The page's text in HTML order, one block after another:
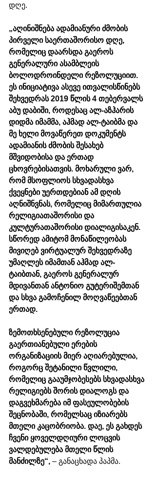
დღე.
„აღინიშნება ადამიანური ძმობის
პირველი საერთაშორისო დღე,
რომელიც დაარსდა გაეროს
გენერალური ასამბლეის
ბოლოდროინდელი რეზოლუციით.
ეს ინიციატივა ასევე ითვალისწინებს
შეხვედრას 2019 წლის 4 თებერვალს
აბუ დაბიში, როდესაც ალ-აზჰარის
დიდმა იმამმა, აჰმად ალ-ტაიბმა და
მე ხელი მოვაწერეთ დოკუმენტს
ადამიანის ძმობის შესახებ
მშვიდობისა და ერთად
ცხოვრებისათვის. მოხარული ვარ,
რომ მსოფლიოს სხვადასხვა
ქვეყნები უერთდებიან ამ დღის
აღნიშნვნას, რომელიც მიმართულია
რელიგიათაშორისი და
კულტურათაშორისი დიალიგისაკენ.
სწორედ ამიტომ მონაწილეობას
მივიღებ ვირტუალურ შეხვედრაზე
უმაღლეს იმამთან აჰმად ალ-
ტაიბთან, გაეროს გენერალურ
მდივანთან ანტონიო გუტერიშემთან
და სხვა გამოჩენილ მოღვაწეებთან
ერთად.
ზემოთხსენებული რეზოლუცია
გაერთიანებული ერების
ორგანიზაციის მიერ აღიარებულია,
როგორც შეტანილი წვლილი,
რომელიც გააუმჯობესებს სხვადასხვა
რელიგიებს შორის დიალოგს და
დაგვეხმარება იმ ფასეულობების
შეცნობაში, რომელსაც იზიარებს
მთელი კაცობრიობა. დაე, ეს გახდეს
ჩვენი ყოველდღიური ლოცვის
ვალდებულება მთელი წლის
მანძილზე“, – განაცხადა პაპმა.